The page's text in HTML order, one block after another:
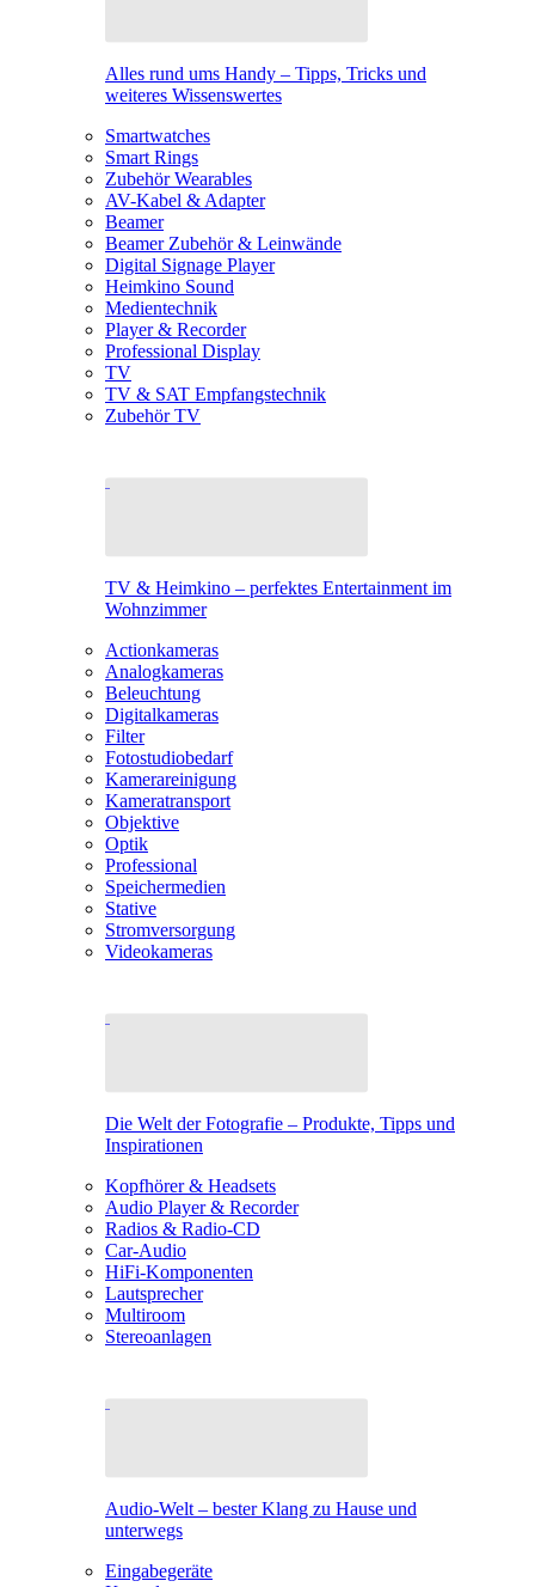
Alles rund ums Handy – Tipps, Tricks und
weiteres Wissenswertes
Smartwatches
Smart Rings
Zubehör Wearables
AV-Kabel & Adapter
Beamer
Beamer Zubehör & Leinwände
Digital Signage Player
Heimkino Sound
Medientechnik
Player & Recorder
Professional Display
TV
TV & SAT Empfangstechnik
Zubehör TV
TV & Heimkino – perfektes Entertainment im
Wohnzimmer
Actionkameras
Analogkameras
Beleuchtung
Digitalkameras
Filter
Fotostudiobedarf
Kamerareinigung
Kameratransport
Objektive
Optik
Professional
Speichermedien
Stative
Stromversorgung
Videokameras
Die Welt der Fotografie – Produkte, Tipps und
Inspirationen
Kopfhörer & Headsets
Audio Player & Recorder
Radios & Radio-CD
Car-Audio
HiFi-Komponenten
Lautsprecher
Multiroom
Stereoanlagen
Audio-Welt – bester Klang zu Hause und
unterwegs
Eingabegeräte